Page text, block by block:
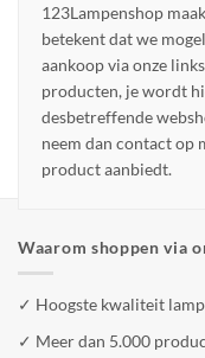
123Lampenshop
betekent dat we
aankoop via onze
producten, je wordt
desbetreffende
neem dan contact op
product aanbiedt.
Waarom shoppen via
✓ Hoogste kwaliteit
✓ Meer dan 5.000